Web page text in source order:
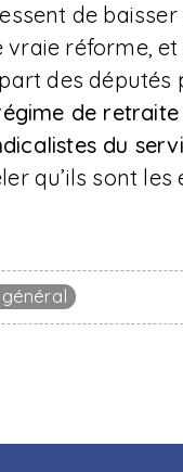
de
réforme,
des
de
du
qu’ils sont